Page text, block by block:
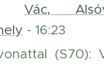
Vác,
- 16:23
(S70):